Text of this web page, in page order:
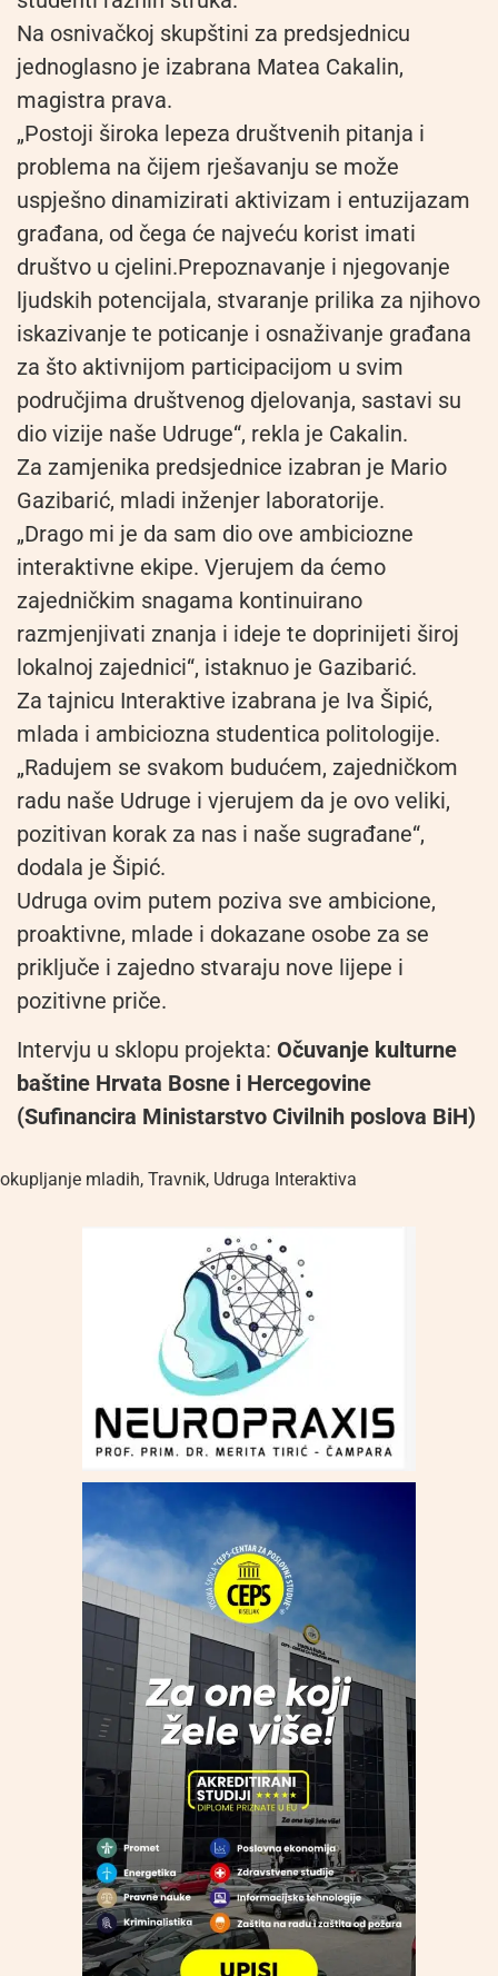
Na osnivačkoj skupštini za predsjednicu
jednoglasno je izabrana Matea Cakalin,
magistra prava.
„Postoji široka lepeza društvenih pitanja i
problema na čijem rješavanju se može
uspješno dinamizirati aktivizam i entuzijazam
građana, od čega će najveću korist imati
društvo u cjelini.Prepoznavanje i njegovanje
ljudskih potencijala, stvaranje prilika za njihovo
iskazivanje te poticanje i osnaživanje građana
za što aktivnijom participacijom u svim
područjima društvenog djelovanja, sastavi su
dio vizije naše Udruge“, rekla je Cakalin.
Za zamjenika predsjednice izabran je Mario
Gazibarić, mladi inženjer laboratorije.
„Drago mi je da sam dio ove ambiciozne
interaktivne ekipe. Vjerujem da ćemo
zajedničkim snagama kontinuirano
razmjenjivati znanja i ideje te doprinijeti široj
lokalnoj zajednici“, istaknuo je Gazibarić.
Za tajnicu Interaktive izabrana je Iva Šipić,
mlada i ambiciozna studentica politologije.
„Radujem se svakom budućem, zajedničkom
radu naše Udruge i vjerujem da je ovo veliki,
pozitivan korak za nas i naše sugrađane“,
dodala je Šipić.
Udruga ovim putem poziva sve ambicione,
proaktivne, mlade i dokazane osobe za se
priključe i zajedno stvaraju nove lijepe i
pozitivne priče.
Intervju u sklopu projekta: Očuvanje kulturne
baštine Hrvata Bosne i Hercegovine
(Sufinancira Ministarstvo Civilnih poslova BiH)
okupljanje mladih, Travnik, Udruga Interaktiva